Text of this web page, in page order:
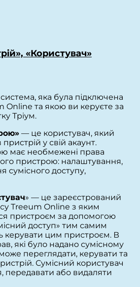
«Користувач»
яка була підключена
Online та якою ви керуєте за
Тріум.
— це користувач, який
у свій акаунт.
має необмежені права
пристрою: налаштування,
сумісного доступу,
» — це зареєстрований
Treeum Online з яким
пристроєм за допомогою
доступ» тим самим
керувати цим пристроєм. В
які було надано сумісному
переглядати, керувати та
Сумісний користувач
передавати або видаляти